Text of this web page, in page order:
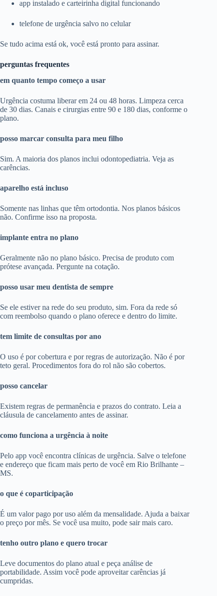
app instalado e carteirinha digital funcionando
telefone de urgência salvo no celular
Se tudo acima está ok, você está pronto para assinar.
perguntas frequentes
em quanto tempo começo a usar
Urgência costuma liberar em 24 ou 48 horas. Limpeza cerca
de 30 dias. Canais e cirurgias entre 90 e 180 dias, conforme o
plano.
posso marcar consulta para meu filho
Sim. A maioria dos planos inclui odontopediatria. Veja as
carências.
aparelho está incluso
Somente nas linhas que têm ortodontia. Nos planos básicos
não. Confirme isso na proposta.
implante entra no plano
Geralmente não no plano básico. Precisa de produto com
prótese avançada. Pergunte na cotação.
posso usar meu dentista de sempre
Se ele estiver na rede do seu produto, sim. Fora da rede só
com reembolso quando o plano oferece e dentro do limite.
tem limite de consultas por ano
O uso é por cobertura e por regras de autorização. Não é por
teto geral. Procedimentos fora do rol não são cobertos.
posso cancelar
Existem regras de permanência e prazos do contrato. Leia a
cláusula de cancelamento antes de assinar.
como funciona a urgência à noite
Pelo app você encontra clínicas de urgência. Salve o telefone
e endereço que ficam mais perto de você em Rio Brilhante –
MS.
o que é coparticipação
É um valor pago por uso além da mensalidade. Ajuda a baixar
o preço por mês. Se você usa muito, pode sair mais caro.
tenho outro plano e quero trocar
Leve documentos do plano atual e peça análise de
portabilidade. Assim você pode aproveitar carências já
cumpridas.